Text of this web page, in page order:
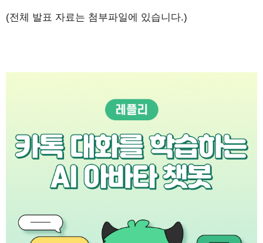
(전체 발표 자료는 첨부파일에 있습니다.)